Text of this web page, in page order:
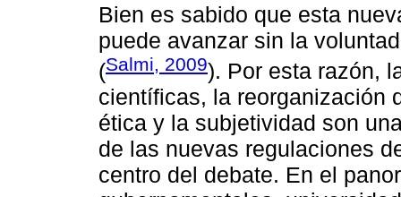
Bien es sabido que esta
puede avanzar sin la
(Salmi, 2009). Por esta razón,
científicas, la reorganización
ética y la subjetividad son
de las nuevas regulaciones
centro del debate. En el